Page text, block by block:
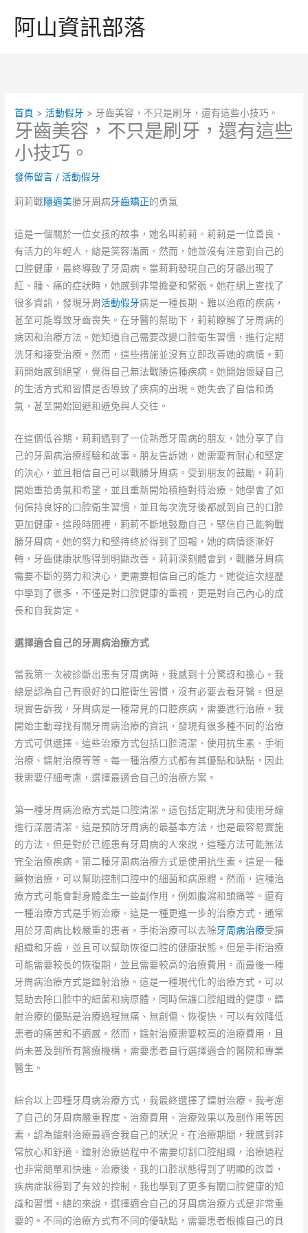
阿山資訊部落
首頁 活動假牙 牙齒美容，不只是刷牙，還有這些小技巧。
牙齒美容，不只是刷牙，還有這些
小技巧。
發佈留言 /活動假牙
莉莉戰隱適美勝牙周病牙齒矯正的勇氣
這是一個關於一位女孩的故事，她名叫莉莉。莉莉是一位善良、
有活力的年輕人，總是笑容滿面。然而，她並沒有注意到自己的
口腔健康，最終導致了牙周病。當莉莉發現自己的牙齦出現了
紅、腫、痛的症狀時，她感到非常擔憂和緊張。她在網上查找了
很多資訊，發現牙周活動假牙病是一種長期、難以治癒的疾病，
甚至可能導致牙齒喪失。在牙醫的幫助下，莉莉瞭解了牙周病的
病因和治療方法。她知道自己需要改變口腔衛生習慣，進行定期
洗牙和接受治療。然而，這些措施並沒有立即改善她的病情。莉
莉開始感到絕望，覺得自己無法戰勝這種疾病。她開始懷疑自己
的生活方式和習慣是否導致了疾病的出現。她失去了自信和勇
氣，甚至開始回避和避免與人交往。
在這個低谷期，莉莉遇到了一位熟悉牙周病的朋友，她分享了自
己的牙周病治療經驗和故事。朋友告訴她，她需要有耐心和堅定
的決心，並且相信自己可以戰勝牙周病。受到朋友的鼓勵，莉莉
開始重拾勇氣和希望，並且重新開始積極對待治療。她學會了如
何保持良好的口腔衛生習慣，並且每次洗牙後都感到自己的口腔
更加健康。這段時間裡，莉莉不斷地鼓勵自己，堅信自己能夠戰
勝牙周病。她的努力和堅持終於得到了回報，她的病情逐漸好
轉，牙齒健康狀態得到明顯改善。莉莉深刻體會到，戰勝牙周病
需要不斷的努力和決心，更需要相信自己的能力。她從這次經歷
中學到了很多，不僅是對口腔健康的重視，更是對自己內心的成
長和自我肯定。
選擇適合自己的牙周病治療方式
當我第一次被診斷出患有牙周病時，我感到十分驚訝和擔心。我
總是認為自己有很好的口腔衛生習慣，沒有必要去看牙醫。但是
現實告訴我，牙周病是一種常見的口腔疾病，需要進行治療。我
開始主動尋找有關牙周病治療的資訊，發現有很多種不同的治療
方式可供選擇。這些治療方式包括口腔清潔、使用抗生素、手術
治療、鐳射治療等等。每一種治療方式都有其優點和缺點，因此
我需要仔細考慮，選擇最適合自己的治療方案。
第一種牙周病治療方式是口腔清潔。這包括定期洗牙和使用牙線
進行深層清潔。這是預防牙周病的最基本方法，也是最容易實施
的方法。但是對於已經患有牙周病的人來說，這種方法可能無法
完全治療疾病。第二種牙周病治療方式是使用抗生素。這是一種
藥物治療，可以幫助控制口腔中的細菌和病原體。然而，這種治
療方式可能會對身體產生一些副作用，例如腹瀉和頭痛等。還有
一種治療方式是手術治療。這是一種更進一步的治療方式，通常
用於牙周病比較嚴重的患者。手術治療可以去除牙周病治療受損
組織和牙齒，並且可以幫助恢復口腔的健康狀態。但是手術治療
可能需要較長的恢復期，並且需要較高的治療費用。而最後一種
牙周病治療方式是鐳射治療。這是一種現代化的治療方式，可以
幫助去除口腔中的細菌和病原體，同時保護口腔組織的健康。鐳
射治療的優點是治療過程無痛、無創傷、恢復快，可以有效降低
患者的痛苦和不適感。然而，鐳射治療需要較高的治療費用，且
尚未普及到所有醫療機構，需要患者自行選擇適合的醫院和專業
醫生。
綜合以上四種牙周病治療方式，我最終選擇了鐳射治療。我考慮
了自己的牙周病嚴重程度、治療費用、治療效果以及副作用等因
素，認為鐳射治療最適合我自己的狀況。在治療期間，我感到非
常放心和舒適。鐳射治療過程中不需要切割口腔組織，治療過程
也非常簡單和快速。治療後，我的口腔狀態得到了明顯的改善，
疾病症狀得到了有效的控制，我也學到了更多有關口腔健康的知
識和習慣。總的來說，選擇適合自己的牙周病治療方式是非常重
要的。不同的治療方式有不同的優缺點，需要患者根據自己的具